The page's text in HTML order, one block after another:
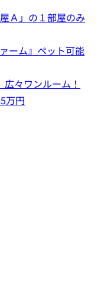
Ａ」の１部屋のみ
ーム』ペット可能
々ワンルーム！
万円